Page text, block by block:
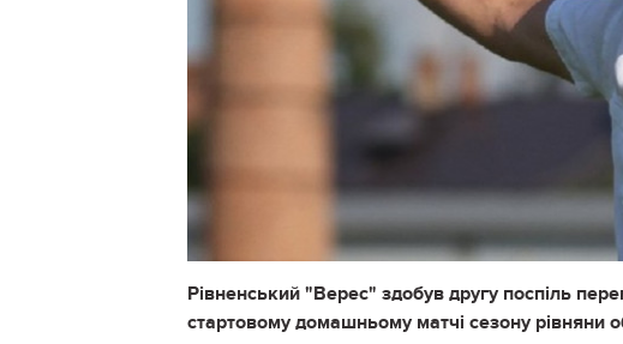
Рівненський "Верес" здобув другу поспіль
стартовому домашньому матчі сезону рівняни